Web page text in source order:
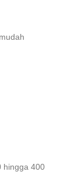
hingga 400